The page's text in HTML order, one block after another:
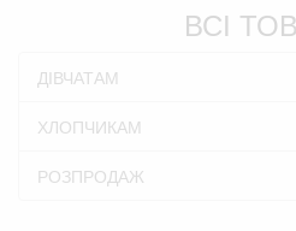
ВСІ
ДІВЧАТАМ
ХЛОПЧИКАМ
РОЗПРОДАЖ